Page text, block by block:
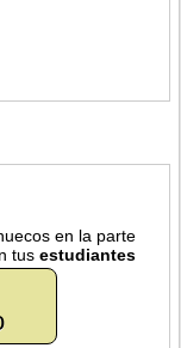
en la parte
tusestudiantes